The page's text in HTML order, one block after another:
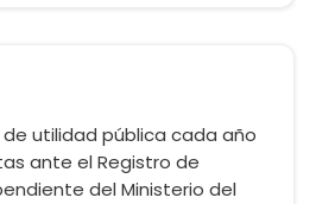
utilidad pública cada año
ante el Registro de
del Ministerio del